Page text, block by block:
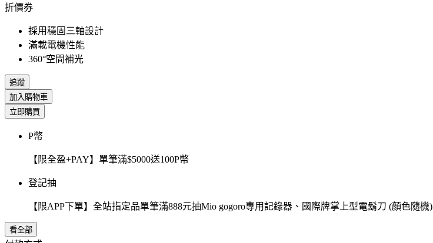
折價券
採用穩固三軸設計
滿載電機性能
360°空間補光
追蹤
加入購物車
立即購買
P幣
【限全盈+PAY】單筆滿$5000送100P幣
登記抽
【限APP下單】全站指定品單筆滿888元抽Mio gogoro專用記錄器、國際牌掌上型電鬍刀 (顏色隨機)
看全部